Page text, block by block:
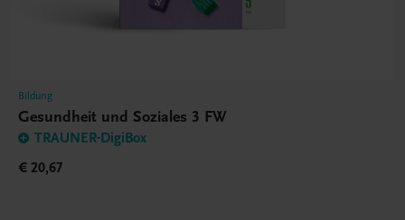
Bildung
Gesundheit und Soziales 3 FW
TRAUNER-DigiBox
€ 20,67